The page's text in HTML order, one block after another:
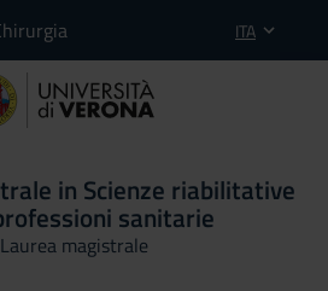
ITA
in Scienze riabilitative
sanitarie
Laurea magistrale